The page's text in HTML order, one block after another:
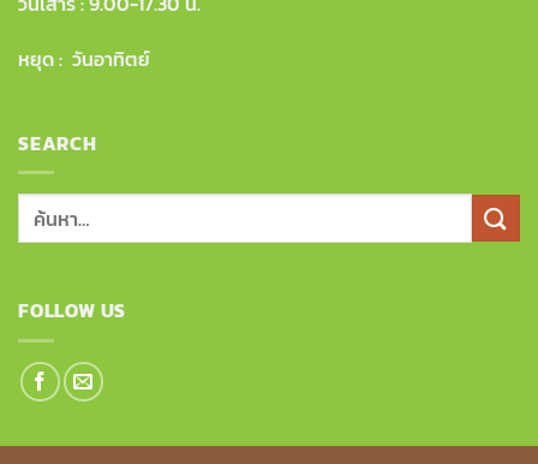
หยุด : วันอาทิตย์
SEARCH
ค้นหา:
FOLLOW US